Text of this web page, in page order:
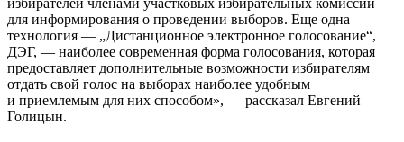
для информирования о проведении выборов. Еще одна
технология — „Дистанционное электронное голосование“,
ДЭГ, — наиболее современная форма голосования, которая
предоставляет дополнительные возможности избирателям
отдать свой голос на выборах наиболее удобным
и приемлемым для них способом», — рассказал Евгений
Голицын.